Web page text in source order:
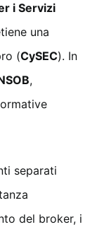
i Servizi
una
(CySEC). In
,
separati
del broker, i